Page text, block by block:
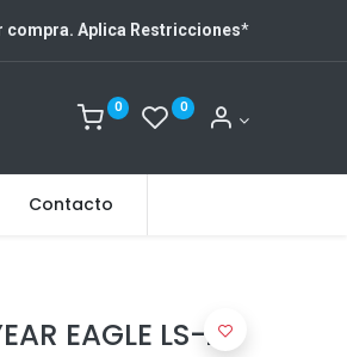
compra. Aplica Restricciones*
0 0
Contacto
EAGLE LS-2